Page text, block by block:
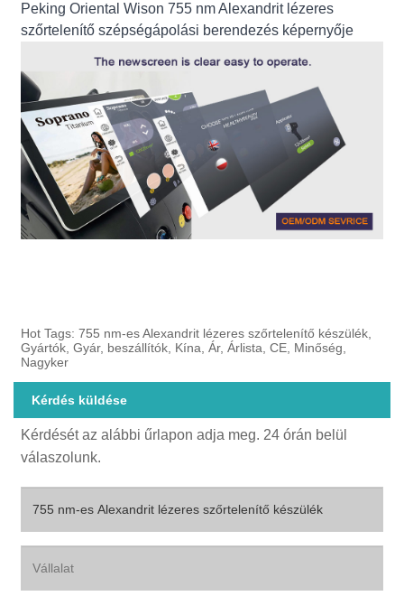
Peking Oriental Wison 755 nm Alexandrit lézeres
szőrtelenítő szépségápolási berendezés képernyője
Hot Tags: 755 nm-es Alexandrit lézeres szőrtelenítő készülék,
Gyártók, Gyár, beszállítók, Kína, Ár, Árlista, CE, Minőség,
Nagyker
Kérdés küldése
Kérdését az alábbi űrlapon adja meg. 24 órán belül
válaszolunk.